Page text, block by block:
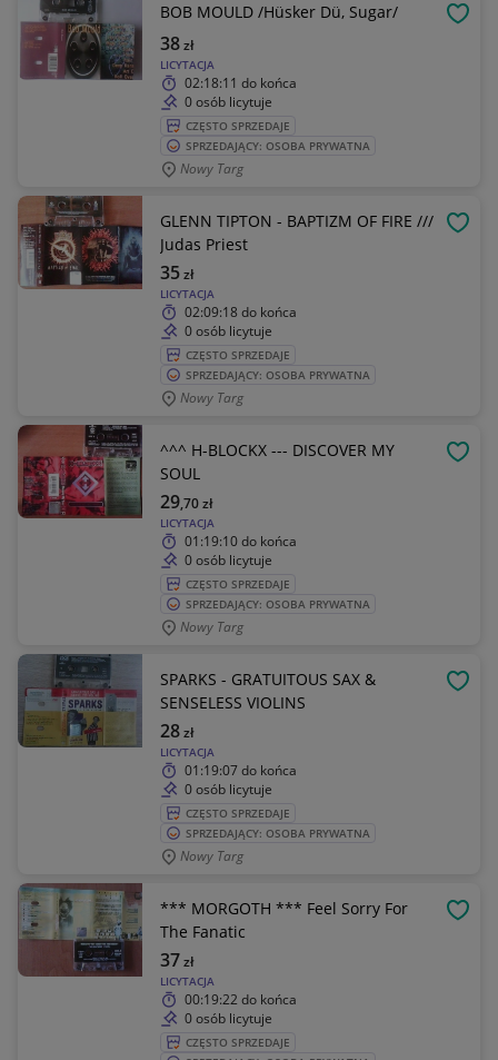
BOB MOULD /Hüsker Dü, Sugar/
LICYTACJA
38zł
02:18:11 do końca
0 osób licytuje
CZĘSTO SPRZEDAJE
SPRZEDAJĄCY: OSOBA PRYWATNA
Nowy Targ
GLENN TIPTON - BAPTIZM OF FIRE ///
Judas Priest
LICYTACJA
35zł
02:09:18 do końca
0 osób licytuje
CZĘSTO SPRZEDAJE
SPRZEDAJĄCY: OSOBA PRYWATNA
Nowy Targ
^^^ H-BLOCKX --- DISCOVER MY
SOUL
LICYTACJA
29,70zł
01:19:10do końca
0 osób licytuje
CZĘSTO SPRZEDAJE
SPRZEDAJĄCY: OSOBA PRYWATNA
Nowy Targ
SPARKS - GRATUITOUS SAX &
SENSELESS VIOLINS
LICYTACJA
28zł
01:19:07do końca
0 osób licytuje
CZĘSTO SPRZEDAJE
SPRZEDAJĄCY: OSOBA PRYWATNA
Nowy Targ
*** MORGOTH *** Feel Sorry For
The Fanatic
LICYTACJA
37zł
00:19:22 do końca
0 osób licytuje
CZĘSTO SPRZEDAJE